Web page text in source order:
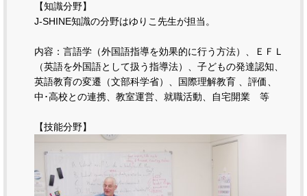
【知識分野】
J-SHINE知識の分野はゆりこ先生が担当。
内容：言語学（外国語指導を効果的に行う方法）、ＥＦＬ
（英語を外国語として扱う指導法）、子どもの発達認知、
英語教育の変遷（文部科学省）、国際理解教育 、評価、
中･高校との連携、教室運営、就職活動、自宅開業 等
【技能分野】